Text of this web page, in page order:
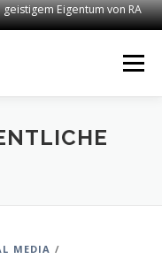
Eigentum von RA
Menü
DIRKS
MEDIA /